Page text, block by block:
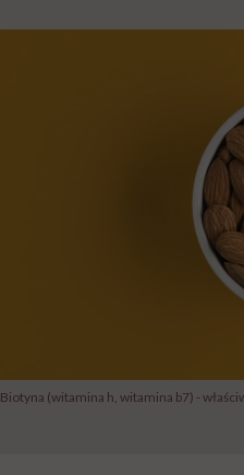
Biotyna (witamina h, witamina b7) -